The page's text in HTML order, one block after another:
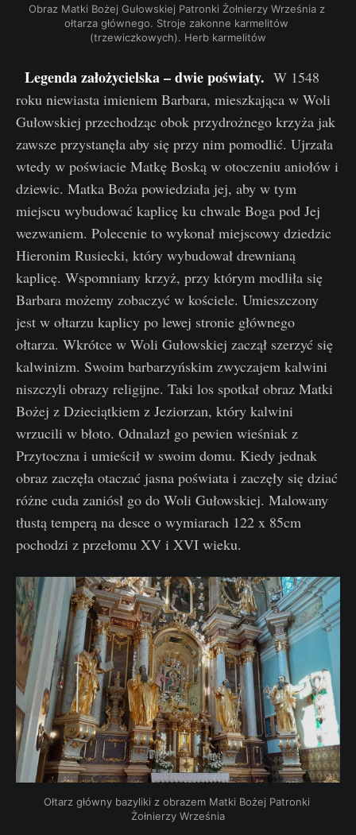
Obraz Matki Bożej Gułowskiej Patronki Żołnierzy Września z
ołtarza głównego. Stroje zakonne karmelitów
(trzewiczkowych). Herb karmelitów
Legenda założycielska – dwie poświaty. W 1548
roku niewiasta imieniem Barbara, mieszkająca w Woli
Gułowskiej przechodząc obok przydrożnego krzyża jak
zawsze przystanęła aby się przy nim pomodlić. Ujrzała
wtedy w poświacie Matkę Boską w otoczeniu aniołów i
dziewic. Matka Boża powiedziała jej, aby w tym
miejscu wybudować kaplicę ku chwale Boga pod Jej
wezwaniem. Polecenie to wykonał miejscowy dziedzic
Hieronim Rusiecki, który wybudował drewnianą
kaplicę. Wspomniany krzyż, przy którym modliła się
Barbara możemy zobaczyć w kościele. Umieszczony
jest w ołtarzu kaplicy po lewej stronie głównego
ołtarza. Wkrótce w Woli Gułowskiej zaczął szerzyć się
kalwinizm. Swoim barbarzyńskim zwyczajem kalwini
niszczyli obrazy religijne. Taki los spotkał obraz Matki
Bożej z Dzieciątkiem z Jeziorzan, który kalwini
wrzucili w błoto. Odnalazł go pewien wieśniak z
Przytoczna i umieścił w swoim domu. Kiedy jednak
obraz zaczęła otaczać jasna poświata i zaczęły się dziać
różne cuda zaniósł go do Woli Gułowskiej. Malowany
tłustą temperą na desce o wymiarach 122 x 85cm
pochodzi z przełomu XV i XVI wieku.
Ołtarz główny bazyliki z obrazem Matki Bożej Patronki
Żołnierzy Września